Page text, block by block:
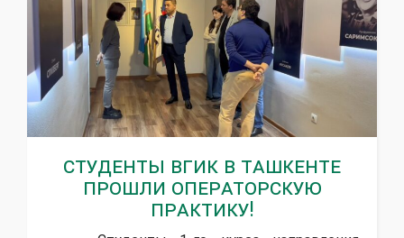
Студенты ВГИК в Ташкенте
прошли операторскую
практику!